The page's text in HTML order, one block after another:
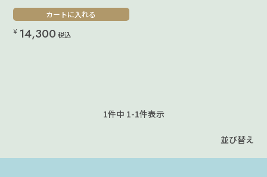
カートに入れる
¥ 14,300 税込
並び替え
1件中 1-1件表示